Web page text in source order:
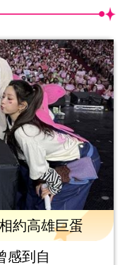
約高雄巨蛋
感到自